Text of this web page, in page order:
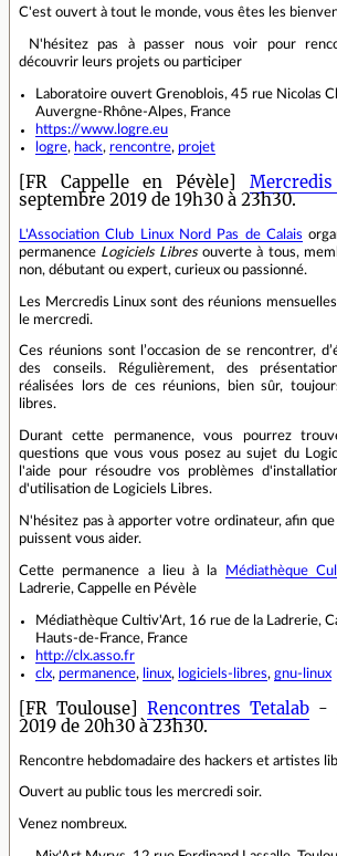
C'est ouvert à tout le monde, vous êtes les
N'hésitez pas à passer nous voir pour
découvrir leurs projets ou participer
Laboratoire ouvert Grenoblois, 45 rue Nicolas
Auvergne-Rhône-Alpes, France
https://www.logre.eu
logre, hack, rencontre, projet
[FR Cappelle en Pévèle]
septembre 2019 de 19h30 à 23h30.
L'Association Club Linux Nord Pas de Calais
permanence Logiciels Libresouverte à tous,
non, débutant ou expert, curieux ou passionné.
Les Mercredis Linux sont des réunions
le mercredi.
Ces réunions sont l’occasion de se rencontrer,
des conseils. Régulièrement, des
réalisées lors de ces réunions, bien sûr,
libres.
Durant cette permanence, vous pourrez
questions que vous vous posez au sujet du
l'aide pour résoudre vos problèmes
d'utilisation de Logiciels Libres.
N'hésitez pas à apporter votre ordinateur, afin
puissent vous aider.
Cette permanence a lieu à la Médiathèque
Ladrerie, Cappelle en Pévèle
Médiathèque Cultiv'Art, 16 rue de la Ladrerie,
Hauts-de-France, France
http://clx.asso.fr
clx, permanence, linux, logiciels-libres, gnu-linux
[FR Toulouse] Rencontres Tetalab-
2019 de 20h30 à 23h30.
Rencontre hebdomadaire des hackers et artistes
Ouvert au public tous les mercredi soir.
Venez nombreux.